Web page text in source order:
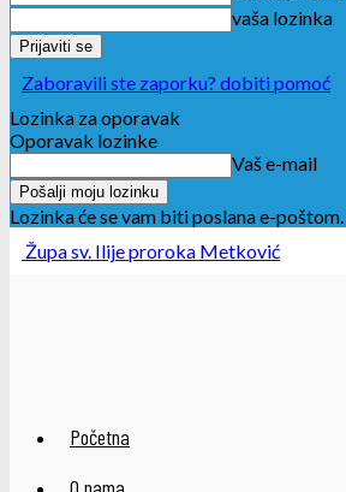
vaša lozinka
Zaboravili ste zaporku? dobiti pomoć
Lozinka za oporavak
Oporavak lozinke
Vaš e-mail
Lozinka će se vam biti poslana e-poštom.
Župa sv. Ilije proroka Metković
Početna